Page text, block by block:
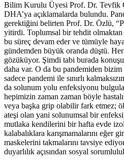
Bilim Kurulu Üyesi Prof. Dr. Tevfik
DHA’ya açıklamalarda bulundu.
gerektiğini belirten Prof. Dr. Özlü,
yitirdi. Toplumsal bir tehdit olmaktan
bu süreç devam eder ve tümüyle
gündemden büyük oranda düştü.
gözüküyor. Şimdi tabi burada
daha var. O da bu pandemiden bizim
sadece pandemi ile sınırlı
da solunum yolu enfeksiyonu
hepimizin zaman zaman böyle
veya başka grip olabilir fark etmez;
ateşi olan yani solunumsal bir
mutlaka kendilerini bir hafta evde
kalabalıklara karışmamalarını eğer
maskelerini takmalarını tavsiye
duyarlılık açısından sosyal